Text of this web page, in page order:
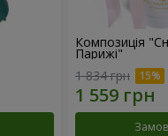
Композиція
Парижі"
1 834 грн